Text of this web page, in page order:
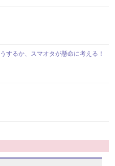
するか、スマオタが懸命に考える！